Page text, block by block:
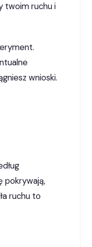
twoim ruchu i
wnioski.
pokrywają,
ruchu to